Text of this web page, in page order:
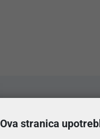
Ova stranica